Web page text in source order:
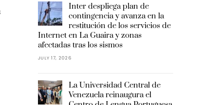
Inter despliega plan de
contingencia y avanza en la
restitución de los servicios de
Internet en La Guaira y zonas
afectadas tras los sismos
JULY 17, 2026
La Universidad Central de
Venezuela reinaugura el